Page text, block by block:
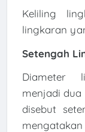
Keliling
lingkaran
Setengah
Diameter
menjadi
disebut